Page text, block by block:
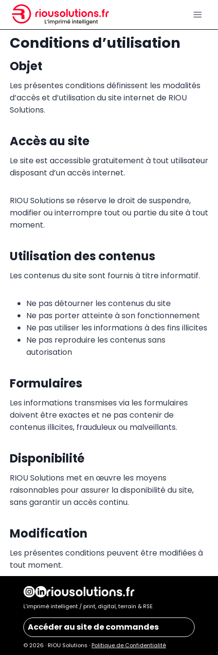
Aller
contenu
Conditions d’utilisation
Objet
Les présentes conditions définissent les modalités
d’accès et d’utilisation du site internet de RIOU
Solutions.
Accès au site
Le site est accessible gratuitement à tout utilisateur
disposant d’un accès internet.
RIOU Solutions se réserve le droit de suspendre,
modifier ou interrompre tout ou partie du site à tout
moment.
Utilisation des contenus
Les contenus du site sont fournis à titre informatif.
Ne pas détourner les contenus du site
Ne pas porter atteinte à son fonctionnement
Ne pas utiliser les informations à des fins illicites
Ne pas reproduire les contenus sans
autorisation
Formulaires
Les informations transmises via les formulaires
doivent être exactes et ne pas contenir de
contenus illicites, frauduleux ou malveillants.
Disponibilité
RIOU Solutions met en œuvre les moyens
raisonnables pour assurer la disponibilité du site,
sans garantir un accès continu.
Modification
Les présentes conditions peuvent être modifiées à
tout moment.
L’imprimé intelligent / print, digital, terrain & RSE
Accéder au site de commandes
© 2026 · RIOU Solutions ·Politique de Confidentialité